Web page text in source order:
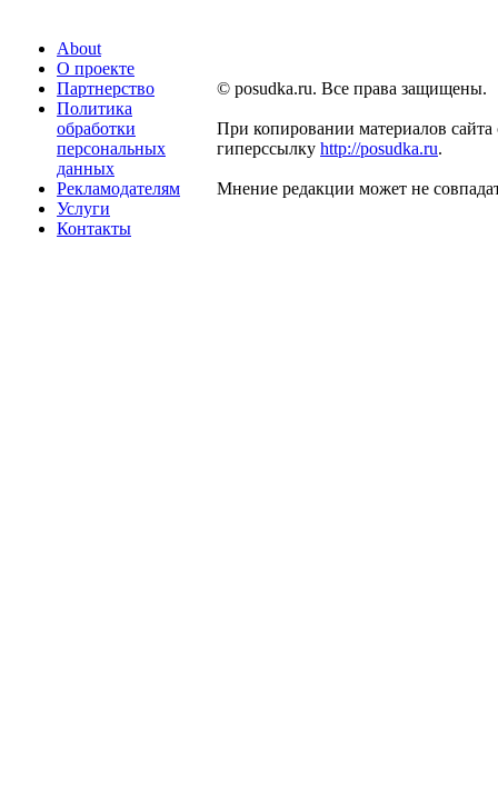
About
О проекте
Партнерство
Политика
обработки
персональных
данных
Рекламодателям
Услуги
Контакты
© posudka.ru. Все права защищены.
При копировании материалов сайта
гиперссылку http://posudka.ru.
Мнение редакции может не